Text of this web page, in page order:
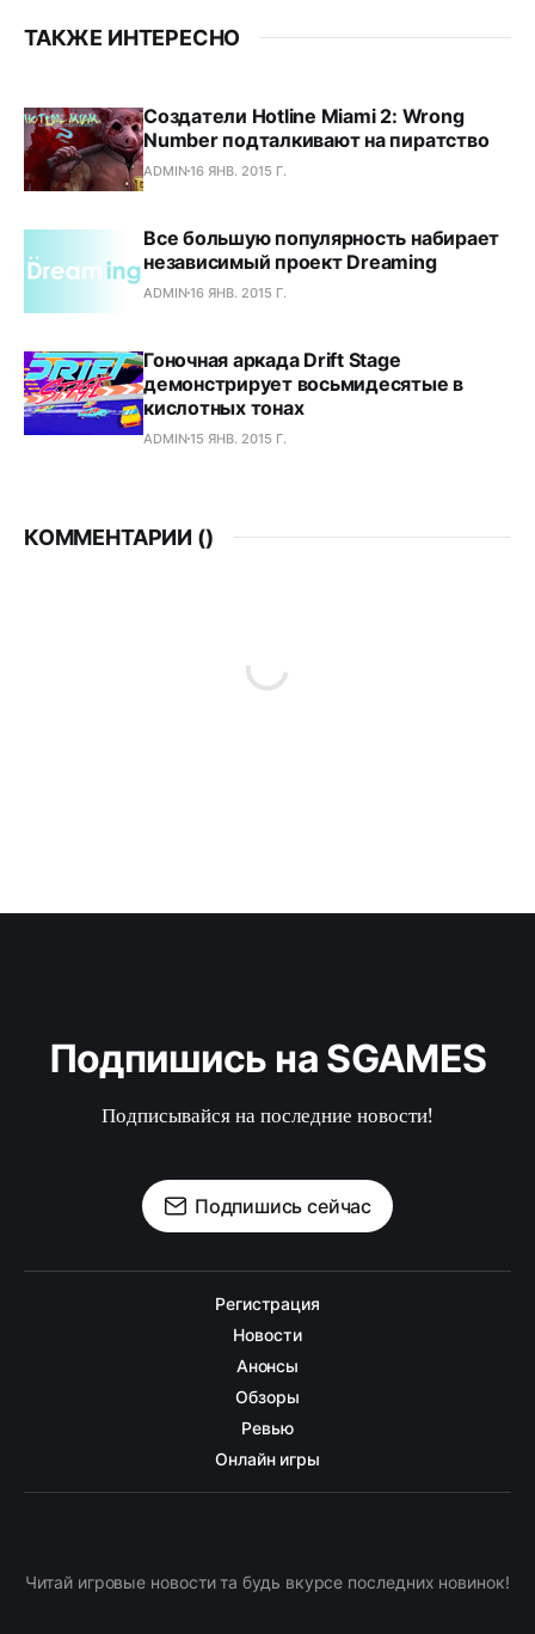
ТАКЖЕ ИНТЕРЕСНО
Создатели Hotline Miami 2: Wrong
Number подталкивают на пиратство
ADMIN16 ЯНВ. 2015 Г.
Все большую популярность набирает
независимый проект Dreaming
ADMIN16 ЯНВ. 2015 Г.
Гоночная аркада Drift Stage
демонстрирует восьмидесятые в
кислотных тонах
ADMIN15 ЯНВ. 2015 Г.
КОММЕНТАРИИ ()
Подпишись на SGAMES
Подписывайся на последние новости!
Подпишись сейчас
Регистрация
Новости
Анонсы
Обзоры
Ревью
Онлайн игры
Читай игровые новости та будь вкурсе последних новинок!